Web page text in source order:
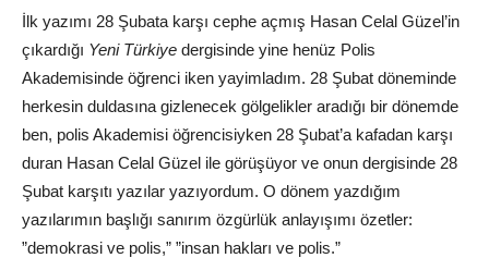
İlk yazımı 28 Şubata karşı cephe açmış Hasan Celal Güzel’in
çıkardığı Yeni Türkiye dergisinde yine henüz Polis
Akademisinde öğrenci iken yayimladım. 28 Şubat döneminde
herkesin duldasına gizlenecek gölgelikler aradığı bir dönemde
ben, polis Akademisi öğrencisiyken 28 Şubat’a kafadan karşı
duran Hasan Celal Güzel ile görüşüyor ve onun dergisinde 28
Şubat karşıtı yazılar yazıyordum. O dönem yazdığım
yazılarımın başlığı sanırım özgürlük anlayışımı özetler:
”demokrasi ve polis,” ”insan hakları ve polis.”